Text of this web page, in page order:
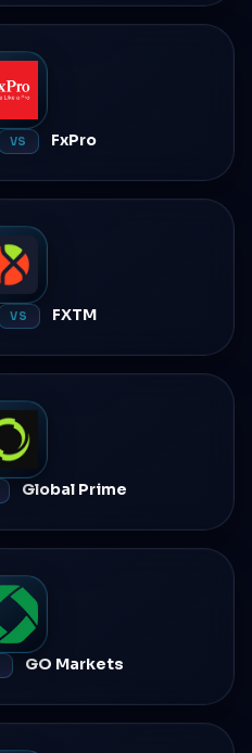
VS FxPro
VS FXTM
Global Prime
GO Markets